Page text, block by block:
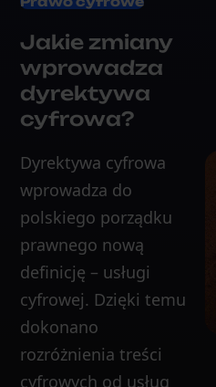
Jakie zmiany
wprowadza
dyrektywa
cyfrowa?
Dyrektywa cyfrowa
wprowadza do
polskiego porządku
prawnego nową
definicję – usługi
cyfrowej. Dzięki temu
dokonano
rozróżnienia treści
cyfrowych od usług